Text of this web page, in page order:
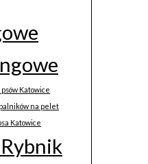
Katowice
na pelet
Katowice